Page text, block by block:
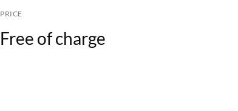
PRICE
Free of charge